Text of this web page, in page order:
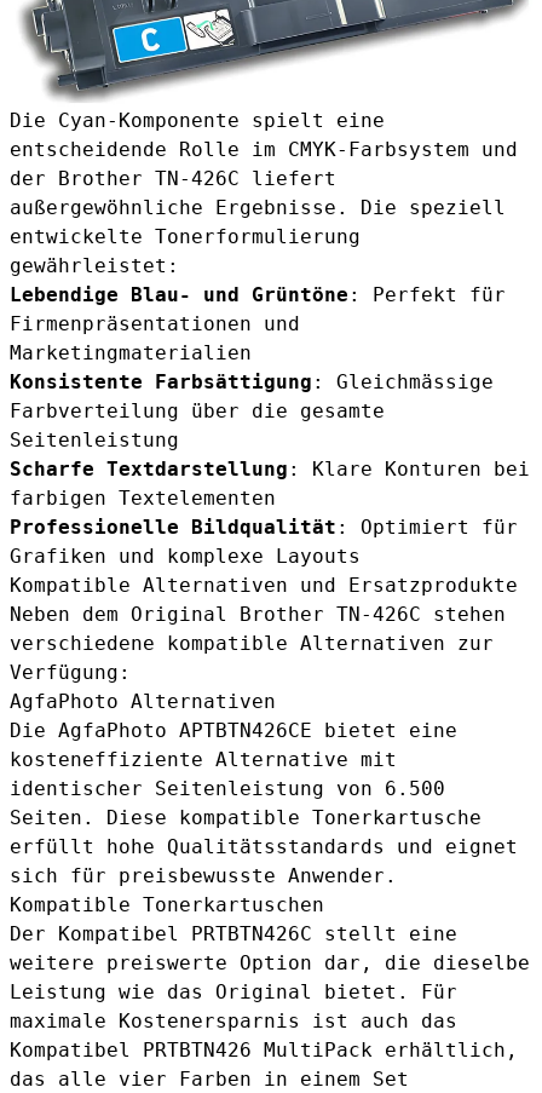
Die Cyan-Komponente spielt eine
entscheidende Rolle im CMYK-Farbsystem und
der Brother TN-426C liefert
außergewöhnliche Ergebnisse. Die speziell
entwickelte Tonerformulierung
gewährleistet:
Lebendige Blau- und Grüntöne : Perfekt für
Firmenpräsentationen und
Marketingmaterialien
Konsistente Farbsättigung : Gleichmässige
Farbverteilung über die gesamte
Seitenleistung
Scharfe Textdarstellung : Klare Konturen bei
farbigen Textelementen
Professionelle Bildqualität : Optimiert für
Grafiken und komplexe Layouts
Kompatible Alternativen und Ersatzprodukte
Neben dem Original Brother TN-426C stehen
verschiedene kompatible Alternativen zur
Verfügung:
AgfaPhoto Alternativen
Die AgfaPhoto APTBTN426CE bietet eine
kosteneffiziente Alternative mit
identischer Seitenleistung von 6.500
Seiten. Diese kompatible Tonerkartusche
erfüllt hohe Qualitätsstandards und eignet
sich für preisbewusste Anwender.
Kompatible Tonerkartuschen
Der Kompatibel PRTBTN426C stellt eine
weitere preiswerte Option dar, die dieselbe
Leistung wie das Original bietet. Für
maximale Kostenersparnis ist auch das
Kompatibel PRTBTN426 MultiPack erhältlich,
das alle vier Farben in einem Set